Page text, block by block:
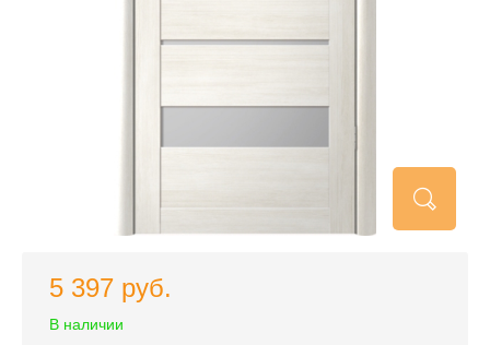
5 397 руб.
В наличии